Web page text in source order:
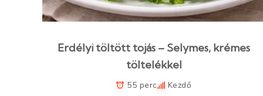
Erdélyi töltött tojás – Selymes, krémes
töltelékkel
55 perc Kezdő